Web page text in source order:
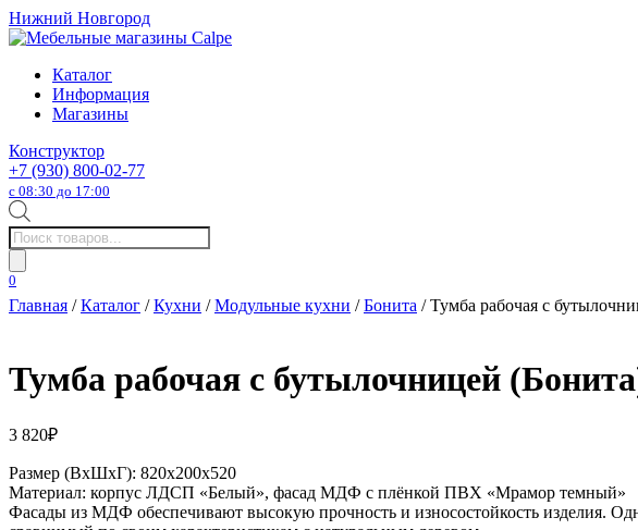
Нижний Новгород
Каталог
Информация
Магазины
Конструктор
+7 (930) 800-02-77
с 08:30 до 17:00
Поиск
товаров
0
Главная /Каталог /Кухни /Модульные кухни /Бонита / Тумба рабочая с
Тумба рабочая с бутылочницей
3 820₽
Размер (ВхШхГ): 820х200х520
Материал: корпус ЛДСП «Белый», фасад МДФ с плёнкой ПВХ «Мрамор темный»
Фасады из МДФ обеспечивают высокую прочность и износостойкость изделия.